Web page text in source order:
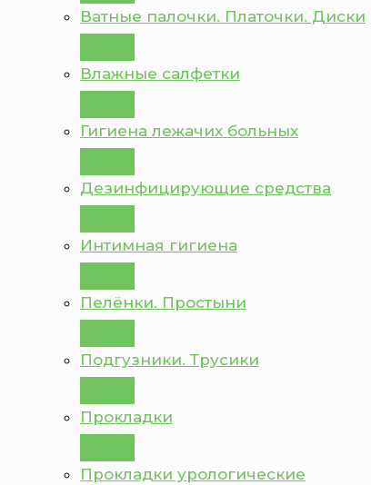
Ватные палочки. Платочки. Диски
Влажные салфетки
Гигиена лежачих больных
Дезинфицирующие средства
Интимная гигиена
Пелёнки. Простыни
Подгузники. Трусики
Прокладки
Прокладки урологические